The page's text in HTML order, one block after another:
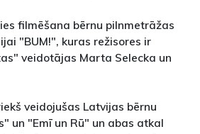
filmēšana bērnu pilnmetrāžas
"BUM!", kuras režisores ir
veidotājas Marta Selecka un
veidojušas Latvijas bērnu
un "Emī un Rū" un abas atkal